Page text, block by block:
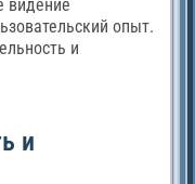
видение
опыт.
и
и